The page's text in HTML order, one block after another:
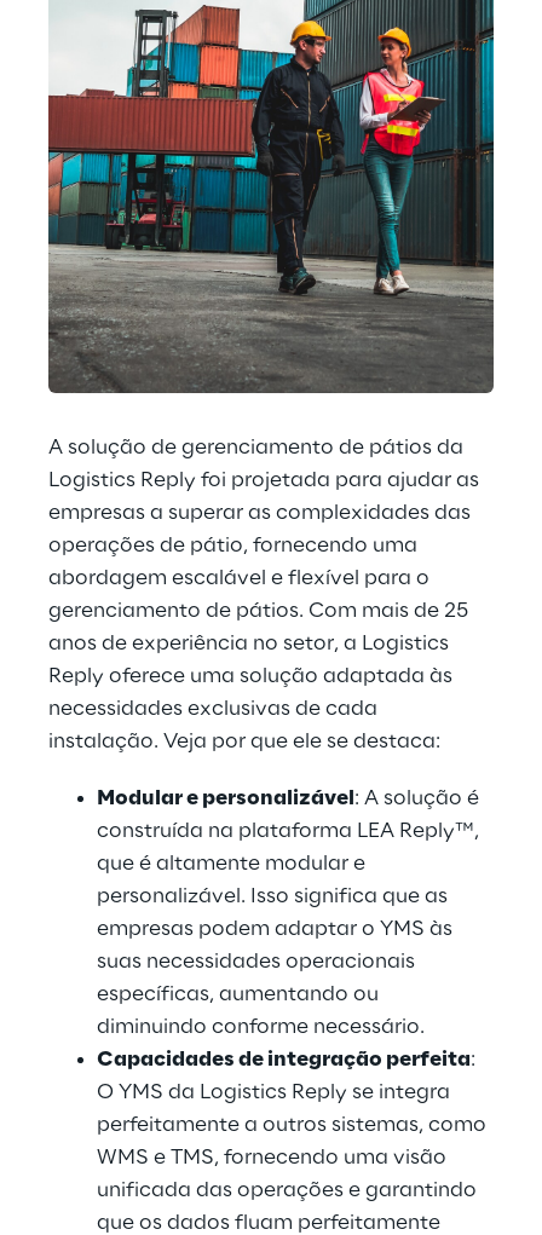
A solução de gerenciamento de pátios da
Logistics Reply foi projetada para ajudar as
empresas a superar as complexidades das
operações de pátio, fornecendo uma
abordagem escalável e flexível para o
gerenciamento de pátios. Com mais de 25
anos de experiência no setor, a Logistics
Reply oferece uma solução adaptada às
necessidades exclusivas de cada
instalação. Veja por que ele se destaca:
Modular e personalizável : A solução é
construída na plataforma LEA Reply™,
que é altamente modular e
personalizável. Isso significa que as
empresas podem adaptar o YMS às
suas necessidades operacionais
específicas, aumentando ou
diminuindo conforme necessário.
Capacidades de integração perfeita:
O YMS da Logistics Reply se integra
perfeitamente a outros sistemas, como
WMS e TMS, fornecendo uma visão
unificada das operações e garantindo
que os dados fluam perfeitamente